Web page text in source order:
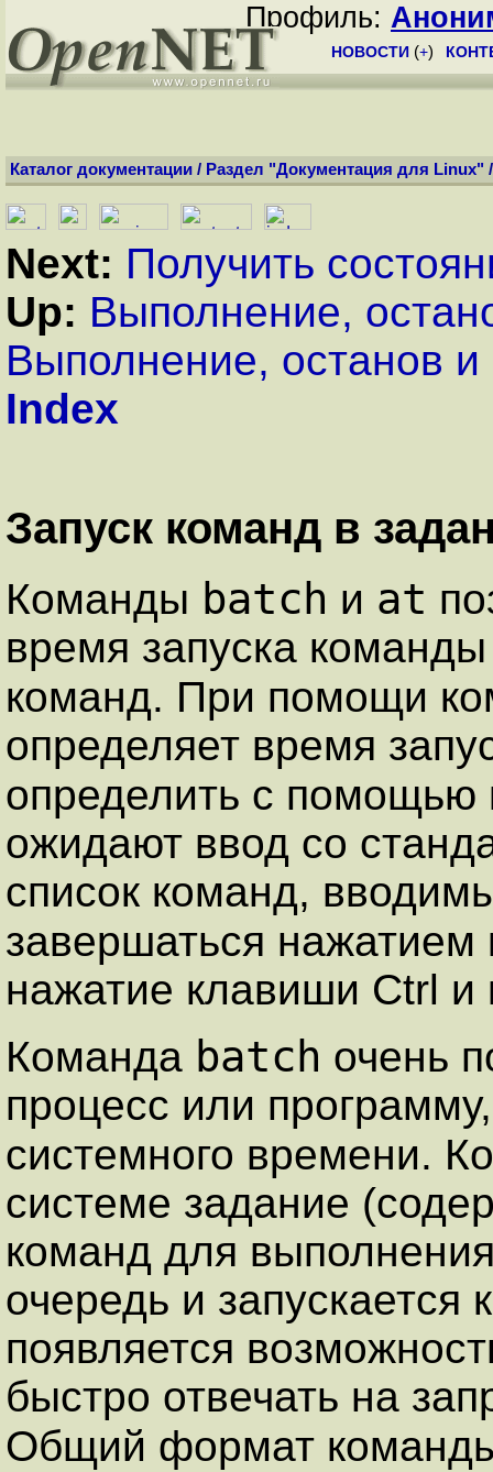
Профиль:
НОВОСТИ (+)
Каталог документации / Раздел "Документация для Linux"
Next: Получить
Up: Выполнение,
Выполнение, останов
Index
Запуск команд в
Команды batch и at
время запуска
команд. При помощи
определяет время
определить с
ожидают ввод со
список команд,
завершаться
нажатие клавиши Ctrl и
Команда batch очень
процесс или
системного времени.
системе задание
команд для
очередь и запускается
появляется
быстро отвечать на
Общий формат